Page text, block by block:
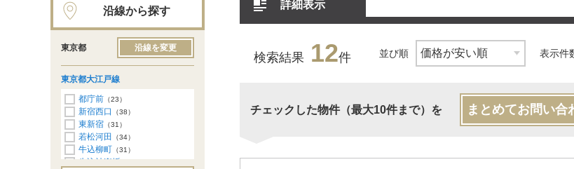
詳細表示
検索結果 12件 並び順 表示件
チェックした物件（最大10件まで）を まとめてお問い合
沿線から探す
東京都 沿線を変更
東京都大江戸線
都庁前 （23）
新宿西口 （38）
東新宿 （31）
若松河田 （34）
牛込柳町 （31）
牛込神楽坂